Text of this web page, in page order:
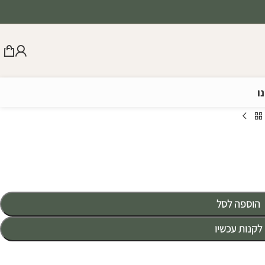
הוספה לסל
לקנות עכשיו